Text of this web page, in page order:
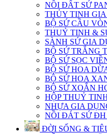
NỒI ĐẤT SỨ
THỦY TINH
BỘ SỨ CẦU
THUỶ TINH &
SÀNH SỨ GIA
BỘ SỨ TRẮNG
BỘ SỨ SỌC
BỘ SỨ HOA
BỘ SỨ HOA
BỘ SỨ XOẮN
HỘP THUỶ
NHỰA GIA
NỒI ĐÁT SỨ ĐH
ĐỜI SỐNG &